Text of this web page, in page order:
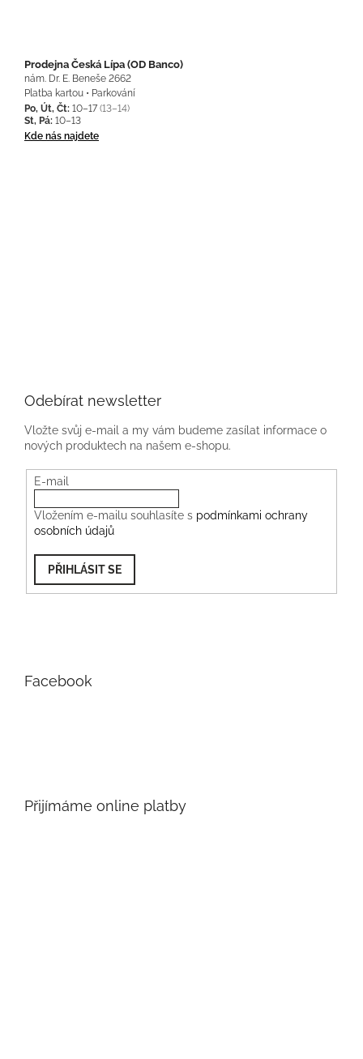
Prodejna Česká Lípa (OD Banco)
nám. Dr. E. Beneše 2662
Platba kartou • Parkování
Po, Út, Čt: 10–17 (13–14)
St, Pá: 10–13
Kde nás najdete
Odebírat newsletter
Vložte svůj e-mail a my vám budeme zasílat informace o
nových produktech na našem e-shopu.
E-mail
Vložením e-mailu souhlasíte s podmínkami ochrany
osobních údajů
PŘIHLÁSIT SE
Facebook
Přijímáme online platby